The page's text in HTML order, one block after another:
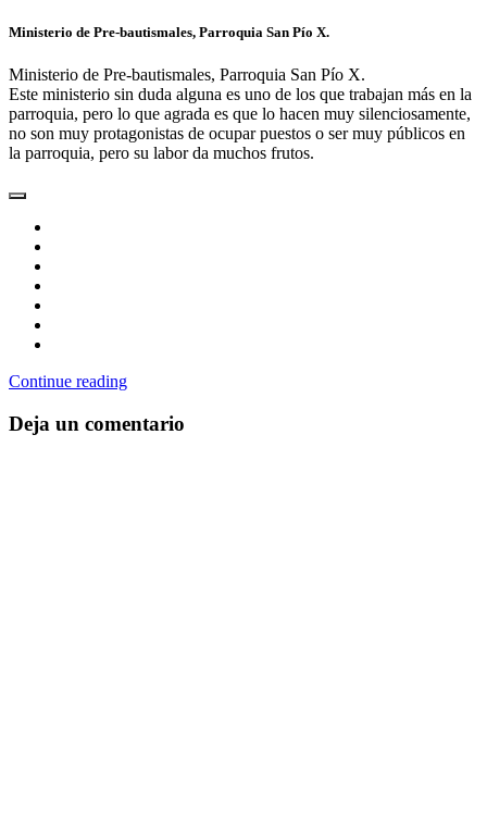
Ministerio de Pre-bautismales, Parroquia San Pío X.
Ministerio de Pre-bautismales, Parroquia San Pío X.
Este ministerio sin duda alguna es uno de los que trabajan más en la
parroquia, pero lo que agrada es que lo hacen muy silenciosamente,
no son muy protagonistas de ocupar puestos o ser muy públicos en
la parroquia, pero su labor da muchos frutos.
Continue reading
Deja un comentario